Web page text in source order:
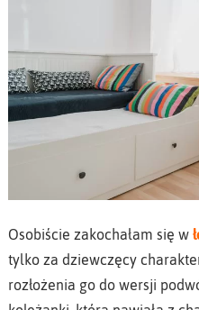
Osobiście zakochałam się w
tylko za dziewczęcy
rozłożenia go do wersji